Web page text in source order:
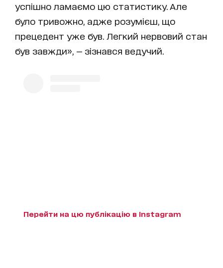
успішно ламаємо цю статистику. Але
було тривожно, адже розумієш, що
прецедент уже був. Легкий нервовий стан
був завжди», — зізнався ведучий.
Перейти на цю публікацію в Instagram